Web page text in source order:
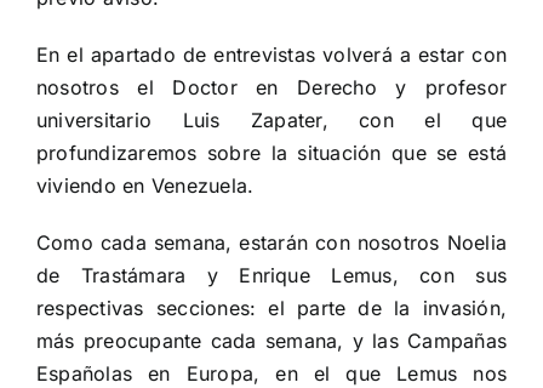
En el apartado de entrevistas volverá a estar con
nosotros el Doctor en Derecho y profesor
universitario Luis Zapater, con el que
profundizaremos sobre la situación que se está
viviendo en Venezuela.
Como cada semana, estarán con nosotros Noelia
de Trastámara y Enrique Lemus, con sus
respectivas secciones: el parte de la invasión,
más preocupante cada semana, y las Campañas
Españolas en Europa, en el que Lemus nos